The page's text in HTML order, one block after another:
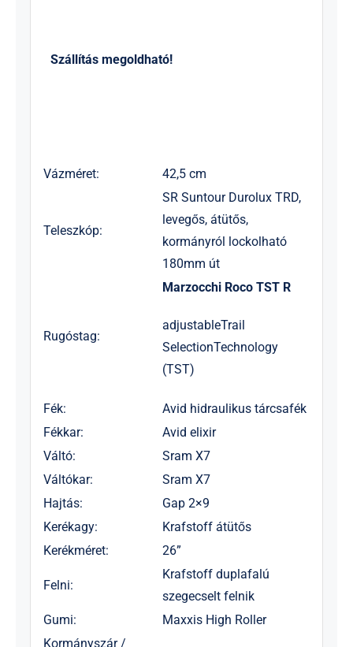
Szállítás megoldható!
Vázméret: 42,5 cm
Teleszkóp:
SR Suntour Durolux TRD,
levegős, átütős,
kormányról lockolható
180mm út
Rugóstag:
Marzocchi Roco TST R
adjustableTrail
SelectionTechnology
(TST)
Fék:
Avid hidraulikus tárcsafék
Fékkar:
Avid elixir
Váltó:
Sram X7
Váltókar:
Sram X7
Hajtás:
Gap 2×9
Kerékagy:
Krafstoff átütős
Kerékméret:
26”
Felni:
Krafstoff duplafalú
szegecselt felnik
Gumi:
Maxxis High Roller
Kormányszár /